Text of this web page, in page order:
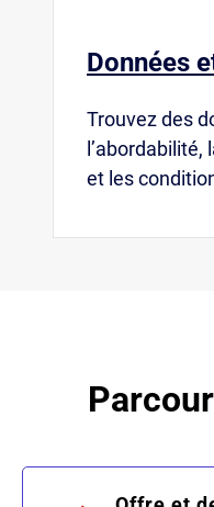
Données
Trouvez des
l’abordabilité,
et les